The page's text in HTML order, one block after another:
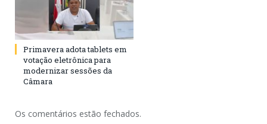
Primavera adota tablets em
votação eletrônica para
modernizar sessões da
Câmara
Os comentários estão fechados.